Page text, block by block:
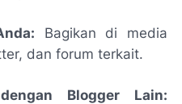
Bagikan di media
dan forum terkait.
Blogger Lain: